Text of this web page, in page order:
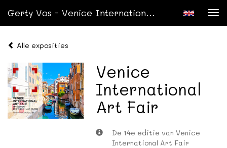
Gerty Vos - Venice International Art Fair
Alle exposities
Venice
International
Art Fair
De 14e editie van Venice
International Art Fair